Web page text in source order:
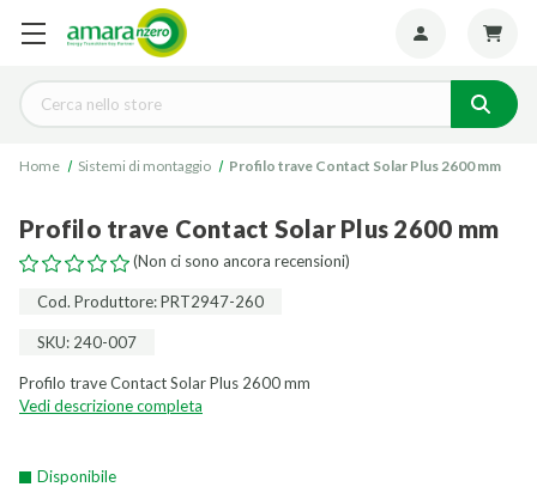
Cerca
Home Sistemi di montaggio Profilo trave Contact Solar Plus 2600 mm
Profilo trave Contact Solar Plus 2600 mm
(Non ci sono ancora recensioni)
Cod. Produttore: PRT2947-260
SKU: 240-007
Profilo trave Contact Solar Plus 2600 mm
Vedi descrizione completa
Disponibile